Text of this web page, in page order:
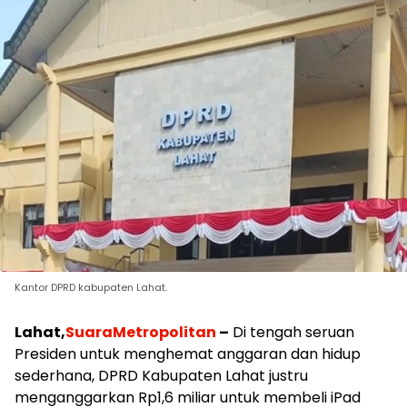
Kantor DPRD kabupaten Lahat.
Lahat,SuaraMetropolitan – Di tengah seruan
Presiden untuk menghemat anggaran dan hidup
sederhana, DPRD Kabupaten Lahat justru
menganggarkan Rp1,6 miliar untuk membeli iPad